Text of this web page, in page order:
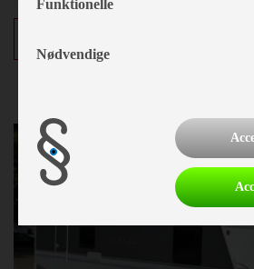
kantsyet tæpper. Prisen er inkl. udstyr,
leveringsomkostninger og
Funktionelle
Nødvendige